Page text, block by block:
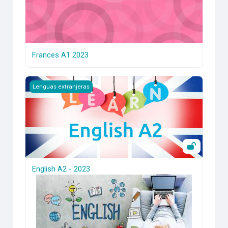
Frances A1 2023
English A2 - 2023
Lenguas extranjeras
English A2 - 2023